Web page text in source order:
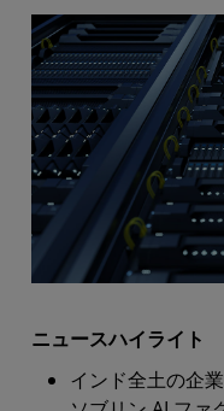
ニュースハイライト
インド全土の企